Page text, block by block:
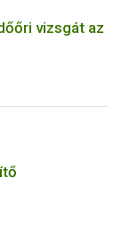
vizsgát az